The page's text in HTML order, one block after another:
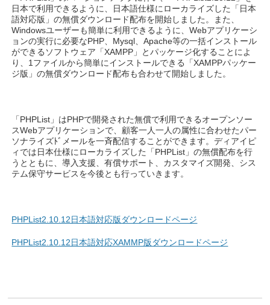
日本で利用できるように、日本語仕様にローカライズした「日本
語対応版」の無償ダウンロード配布を開始しました。また、
Windowsユーザーも簡単に利用できるように、Webアプリケーシ
ョンの実行に必要なPHP、Mysql、Apache等の一括インストール
ができるソフトウェア「XAMPP」とパッケージ化することによ
り、1ファイルから簡単にインストールできる「XAMPPパッケー
ジ版」の無償ダウンロード配布も合わせて開始しました。
「PHPList」はPHPで開発された無償で利用できるオープンソー
スWebアプリケーションで、顧客一人一人の属性に合わせたパー
ソナライズﾄﾞメールを一斉配信することができます。ディアイピ
ィでは日本仕様にローカライズした「PHPList」の無償配布を行
うとともに、導入支援、有償サポート、カスタマイズ開発、シス
テム保守サービスを今後とも行っていきます。
PHPList2.10.12日本語対応版ダウンロードページ
PHPList2.10.12日本語対応XAMMP版ダウンロードページ